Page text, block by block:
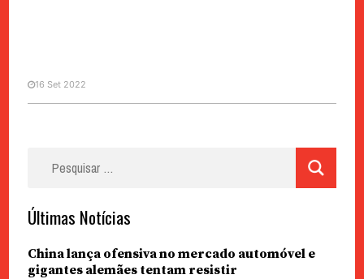
Camões e Pessanha em destaque
na nova Casa da Literatura de
16 Set 2022
Últimas Notícias
China lança ofensiva no mercado automóvel e
gigantes alemães tentam resistir